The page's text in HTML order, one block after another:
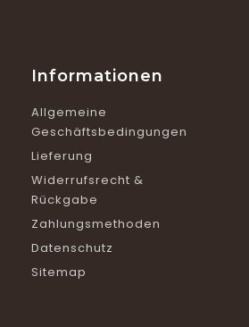
Informationen
Allgemeine
Geschäftsbedingungen
Lieferung
Widerrufsrecht &
Rückgabe
Zahlungsmethoden
Datenschutz
Sitemap